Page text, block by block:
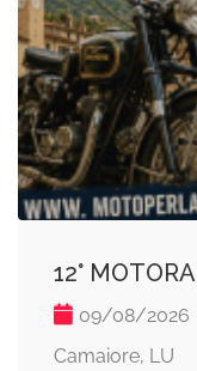
12°
09/08/2026
Camaiore, LU